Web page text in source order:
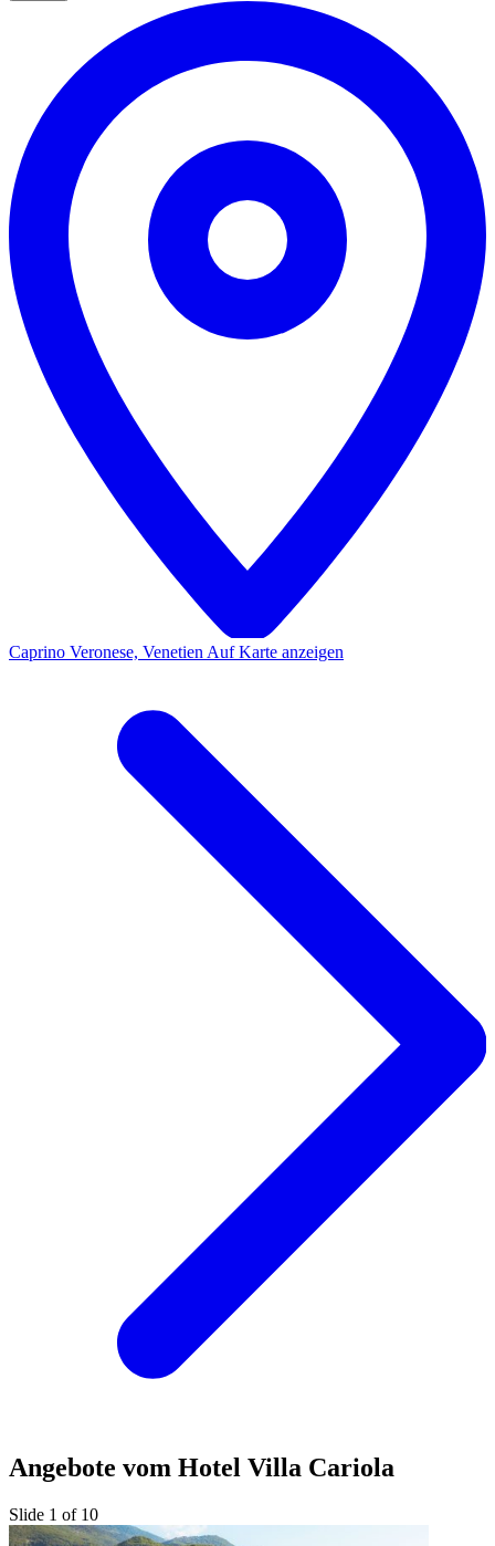
Caprino Veronese, Venetien Auf Karte anzeigen
Angebote vom Hotel Villa Cariola
Slide 1 of 10